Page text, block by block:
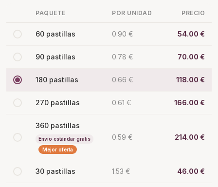
PAQUETE POR UNIDAD PRECIO
60 pastillas 0.90 € 54.00 €
90 pastillas 0.78 € 70.00 €
180 pastillas 0.66 € 118.00 €
270 pastillas 0.61 € 166.00 €
360 pastillas
Envío estándar gratis
Mejor oferta
0.59 € 214.00 €
30 pastillas 1.53 € 46.00 €